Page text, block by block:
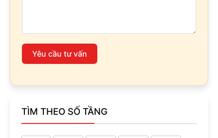
Yêu cầu tư vấn
TÌM THEO SỐ TẦNG